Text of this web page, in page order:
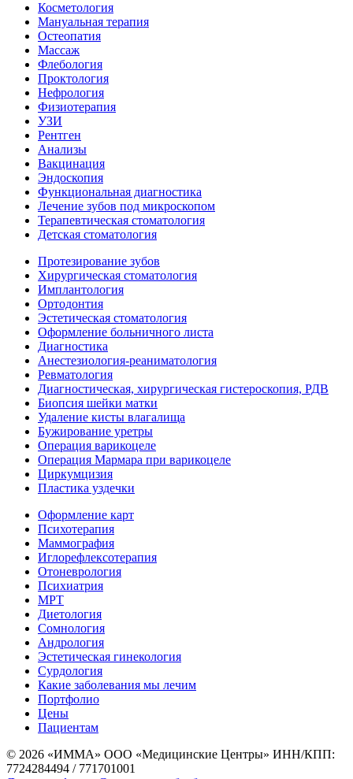
Косметология
Мануальная терапия
Остеопатия
Массаж
Флебология
Проктология
Нефрология
Физиотерапия
УЗИ
Рентген
Анализы
Вакцинация
Эндоскопия
Функциональная диагностика
Лечение зубов под микроскопом
Терапевтическая стоматология
Детская стоматология
Протезирование зубов
Хирургическая стоматология
Имплантология
Ортодонтия
Эстетическая стоматология
Оформление больничного листа
Диагностика
Анестезиология-реаниматология
Ревматология
Диагностическая, хирургическая гистероскопия, РДВ
Биопсия шейки матки
Удаление кисты влагалища
Бужирование уретры
Операция варикоцеле
Операция Мармара при варикоцеле
Циркумцизия
Пластика уздечки
Оформление карт
Психотерапия
Маммография
Иглорефлексотерапия
Отоневрология
Психиатрия
МРТ
Диетология
Сомнология
Андрология
Эстетическая гинекология
Сурдология
Какие заболевания мы лечим
Портфолио
Цены
Пациентам
© 2026 «ИММА» ООО «Медицинские Центры» ИНН/КПП:
7724284494 / 771701001